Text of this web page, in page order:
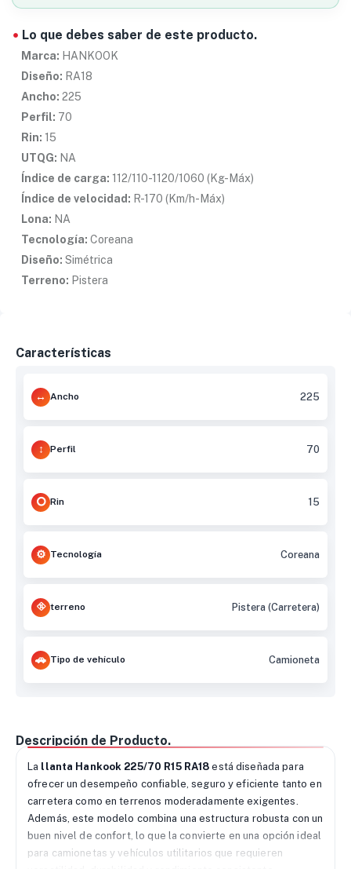
Lo que debes saber de este producto.
Marca: HANKOOK
Diseño: RA18
Ancho: 225
Perfil: 70
Rin: 15
UTQG: NA
Índice de carga: 112/110-1120/1060 (Kg-Máx)
Índice de velocidad: R-170 (Km/h-Máx)
Lona: NA
Tecnología: Coreana
Diseño: Simétrica
Terreno: Pistera
Características
Ancho 225
Perfil 70
Rin 15
Tecnología Coreana
terreno Pistera (Carretera)
Tipo de vehículo Camioneta
Descripción de Producto.
La llanta Hankook 225/70 R15 RA18 está diseñada para
ofrecer un desempeño confiable, seguro y eficiente tanto en
carretera como en terrenos moderadamente exigentes.
Además, este modelo combina una estructura robusta con un
buen nivel de confort, lo que la convierte en una opción ideal
para camionetas y vehículos utilitarios que requieren